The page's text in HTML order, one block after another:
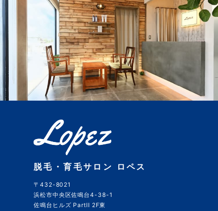
脱毛・育毛サロン ロペス
〒432-8021
浜松市中央区佐鳴台4-38-1
佐鳴台ヒルズ PartII 2F東